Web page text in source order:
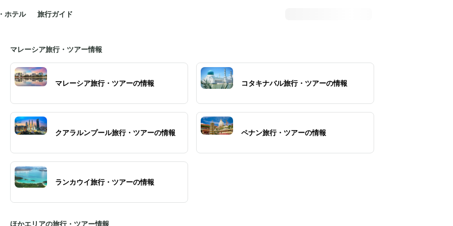
ホテル 旅行ガイド
マレーシア旅行・ツアー情報
マレーシア旅行・ツアーの情報 コタキナバル旅行・ツアーの情報
クアラルンプール旅行・ツアーの情報 ペナン旅行・ツアーの情報
ランカウイ旅行・ツアーの情報
ほかエリアの旅行・ツアー情報